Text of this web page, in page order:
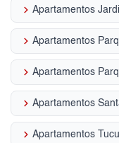
keyboard_arrow_right Apartamentos
keyboard_arrow_right Apartamentos
keyboard_arrow_right Apartamentos
keyboard_arrow_right Apartamentos
keyboard_arrow_right Apartamentos